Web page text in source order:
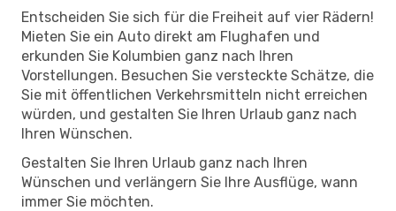
Entscheiden Sie sich für die Freiheit auf vier Rädern!
Mieten Sie ein Auto direkt am Flughafen und
erkunden Sie Kolumbien ganz nach Ihren
Vorstellungen. Besuchen Sie versteckte Schätze, die
Sie mit öffentlichen Verkehrsmitteln nicht erreichen
würden, und gestalten Sie Ihren Urlaub ganz nach
Ihren Wünschen.
Gestalten Sie Ihren Urlaub ganz nach Ihren
Wünschen und verlängern Sie Ihre Ausflüge, wann
immer Sie möchten.